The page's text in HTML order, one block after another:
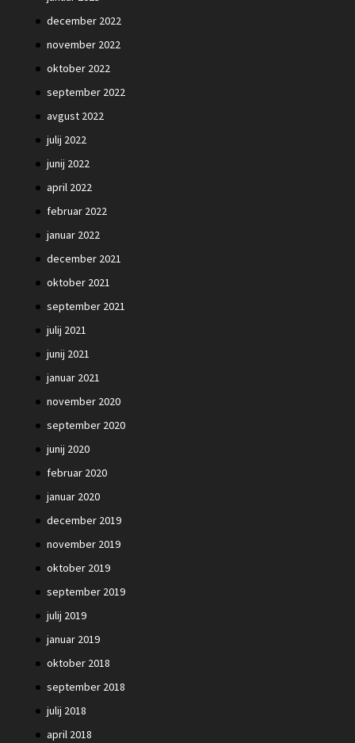
december 2022
november 2022
oktober 2022
september 2022
avgust 2022
julij 2022
junij 2022
april 2022
februar 2022
januar 2022
december 2021
oktober 2021
september 2021
julij 2021
junij 2021
januar 2021
november 2020
september 2020
junij 2020
februar 2020
januar 2020
december 2019
november 2019
oktober 2019
september 2019
julij 2019
januar 2019
oktober 2018
september 2018
julij 2018
april 2018